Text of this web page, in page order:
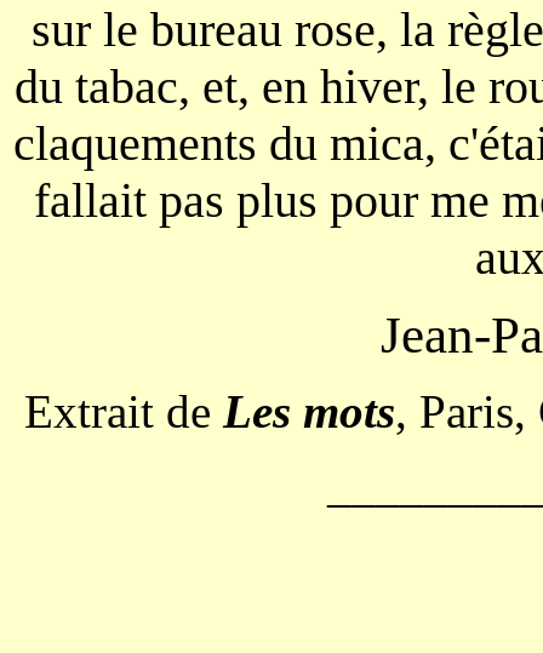
sur le bureau rose, la
du tabac, et, en hiver, le
claquements du mica,
fallait pas plus pour me
Jean-
Extrait de Les mots,